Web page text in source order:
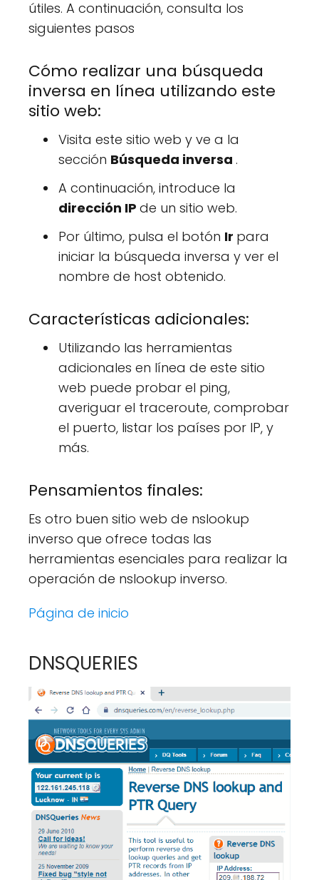
útiles. A continuación, consulta los
siguientes pasos
Cómo realizar una búsqueda
inversa en línea utilizando este
sitio web:
Visita este sitio web y ve a la
sección Búsqueda inversa .
A continuación, introduce la
dirección IP de un sitio web.
Por último, pulsa el botón Ir para
iniciar la búsqueda inversa y ver el
nombre de host obtenido.
Características adicionales:
Utilizando las herramientas
adicionales en línea de este sitio
web puede probar el ping,
averiguar el traceroute, comprobar
el puerto, listar los países por IP, y
más.
Pensamientos finales:
Es otro buen sitio web de nslookup
inverso que ofrece todas las
herramientas esenciales para realizar la
operación de nslookup inverso.
Página de inicio
DNSQUERIES